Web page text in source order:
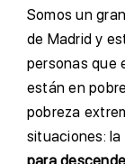
Somos un
de Madrid y
personas que
están en
pobreza
situaciones: